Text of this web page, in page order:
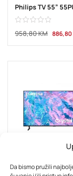
Da bismo pružili
958,80KM 886,80